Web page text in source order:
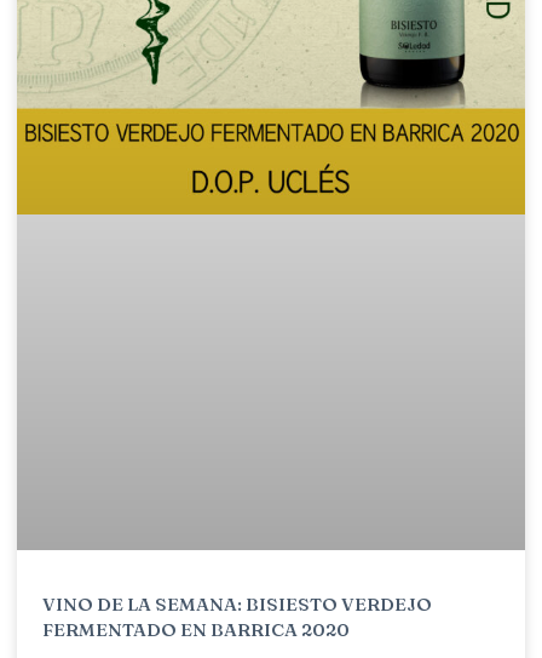
VINO DE LA SEMANA: BISIESTO VERDEJO
FERMENTADO EN BARRICA 2020